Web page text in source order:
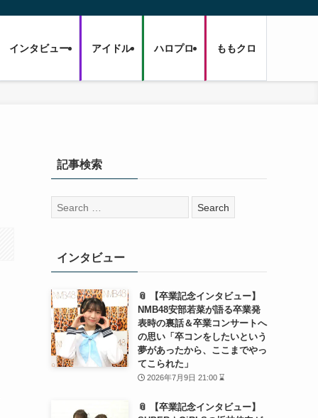
インタビュー アイドル ハロプロ ももクロ
記事検索
検
索:
インタビュー
📎 【卒業記念インタビュー】
NMB48安部若菜が語る卒業発
表時の裏話＆卒業コンサートへ
の思い「卒コンをしたいという
夢があったから、ここまでやっ
てこられた」
2026年7月9日 21:00 ⌛
📎 【卒業記念インタビュー】